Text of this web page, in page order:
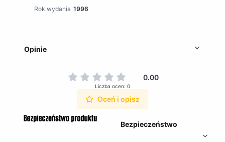
Rok wydania 1996
Opinie
0.00
Liczba ocen: 0
Oceń i opisz
Bezpieczeństwo